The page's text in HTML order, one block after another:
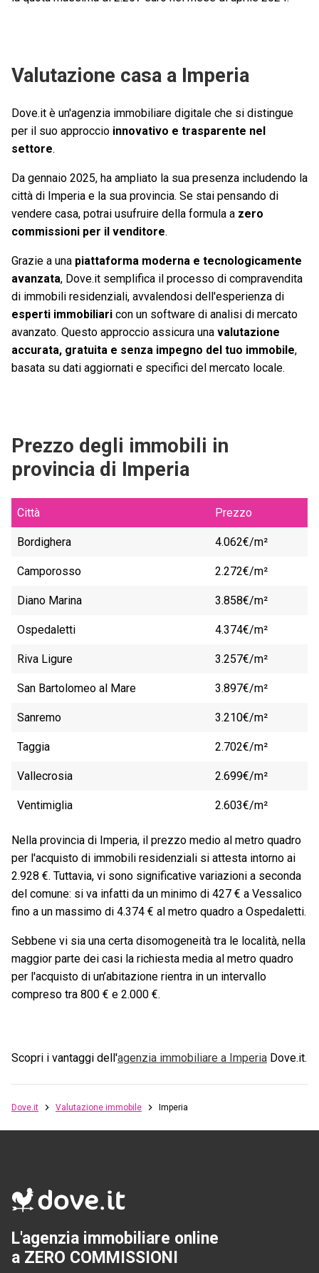
Valutazione casa a Imperia
Dove.it è un'agenzia immobiliare digitale che si distingue
per il suo approccio innovativo e trasparente nel
settore.
Da gennaio 2025, ha ampliato la sua presenza includendo la
città di Imperia e la sua provincia. Se stai pensando di
vendere casa, potrai usufruire della formula a zero
commissioni per il venditore.
Grazie a una piattaforma moderna e tecnologicamente
avanzata, Dove.it semplifica il processo di compravendita
di immobili residenziali, avvalendosi dell'esperienza di
esperti immobiliari con un software di analisi di mercato
avanzato. Questo approccio assicura una valutazione
accurata, gratuita e senza impegno del tuo immobile,
basata su dati aggiornati e specifici del mercato locale.
Prezzo degli immobili in
provincia di Imperia
Città Prezzo
Bordighera 4.062€/m²
Camporosso 2.272€/m²
Diano Marina 3.858€/m²
Ospedaletti 4.374€/m²
Riva Ligure 3.257€/m²
San Bartolomeo al Mare 3.897€/m²
Sanremo 3.210€/m²
Taggia 2.702€/m²
Vallecrosia 2.699€/m²
Ventimiglia 2.603€/m²
Nella provincia di Imperia, il prezzo medio al metro quadro
per l'acquisto di immobili residenziali si attesta intorno ai
2.928 €. Tuttavia, vi sono significative variazioni a seconda
del comune: si va infatti da un minimo di 427 € a Vessalico
fino a un massimo di 4.374 € al metro quadro a Ospedaletti.
Sebbene vi sia una certa disomogeneità tra le località, nella
maggior parte dei casi la richiesta media al metro quadro
per l'acquisto di un’abitazione rientra in un intervallo
compreso tra 800 € e 2.000 €.
Scopri i vantaggi dell'agenzia immobiliare a Imperia Dove.it.
Dove.it Valutazione immobile Imperia
L'agenzia immobiliare online
a ZERO COMMISSIONI